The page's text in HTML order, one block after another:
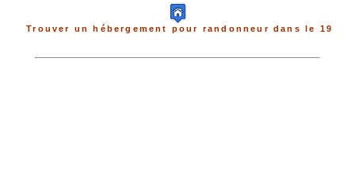
Trouver un hébergement pour randonneur dans le 19